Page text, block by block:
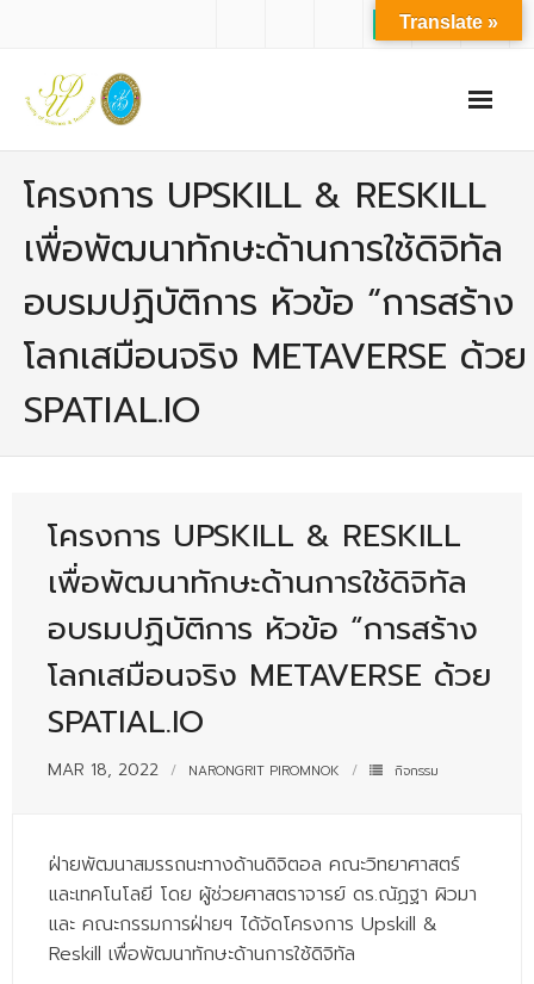
เกี่ยวกับเรา
- ปรัชญาการจัดการศึกษา มหาวิทยาลัยสวนดุสิต
- ปรัชญา วิสัยทัศน์ พันธกิจ ของคณะ
- ประวัติความเป็นมาของคณะ
- บุคลากร
- - สำนักงานคณะวิทยาศาสตร์และเทคโนโลยี
- วิทยาศาสตรบัณฑิต
- - วิทยาศาสตร์การแพทย์
- - ความมั่นคงปลอดภัยไซเบอร์
โครงการ UPSKILL & RESKILL
เพื่อพัฒนาทักษะด้านการใช้ดิจิทัล
อบรมปฏิบัติการ หัวข้อ “การสร้าง
โลกเสมือนจริง METAVERSE ด้วย
SPATIAL.IO
โครงการ UPSKILL & RESKILL
เพื่อพัฒนาทักษะด้านการใช้ดิจิทัล
อบรมปฏิบัติการ หัวข้อ “การสร้าง
โลกเสมือนจริง METAVERSE ด้วย
SPATIAL.IO
MAR 18, 2022 NARONGRIT PIROMNOK กิจกรรม
ฝ่ายพัฒนาสมรรถนะทางด้านดิจิตอล คณะวิทยาศาสตร์
และเทคโนโลยี โดย ผู้ช่วยศาสตราจารย์ ดร.ณัฏฐา ผิวมา
และ คณะกรรมการฝ่ายฯ ได้จัดโครงการ Upskill &
Reskill เพื่อพัฒนาทักษะด้านการใช้ดิจิทัล
Translate »